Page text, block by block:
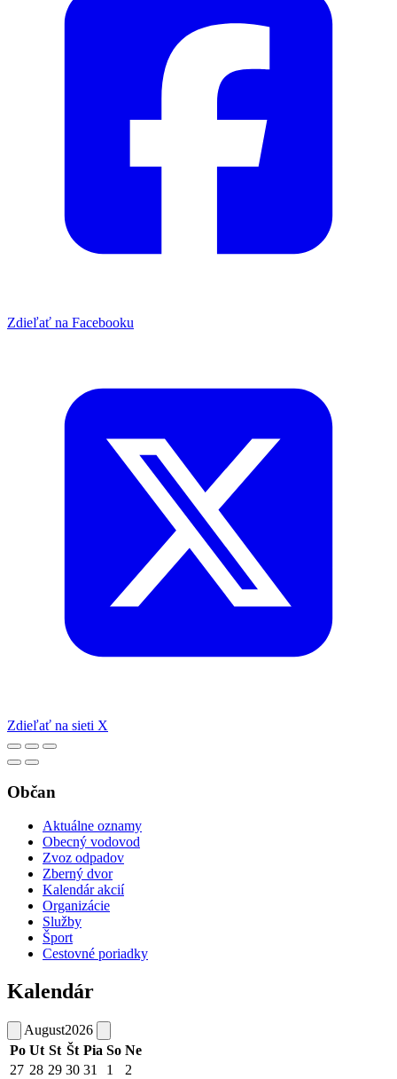
Zdieľať na Facebooku
Zdieľať na sieti X
Občan
Aktuálne oznamy
Obecný vodovod
Zvoz odpadov
Zberný dvor
Kalendár akcií
Organizácie
Služby
Šport
Cestovné poriadky
Kalendár
August2026
Po Ut St Št Pia So Ne
27 28 29 30 31 1
2